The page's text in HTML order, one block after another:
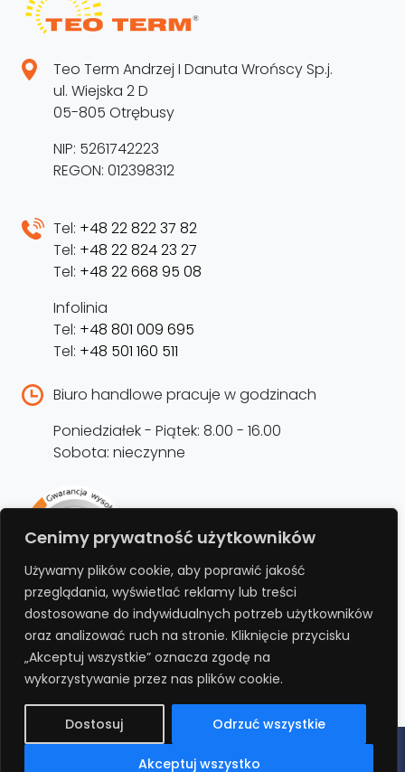
Cenimy prywatność użytkowników
Używamy plików cookie, aby poprawić jakość
przeglądania, wyświetlać reklamy lub treści
dostosowane do indywidualnych potrzeb użytkowników
oraz analizować ruch na stronie. Kliknięcie przycisku
„Akceptuj wszystkie” oznacza zgodę na
wykorzystywanie przez nas plików cookie.
Dostosuj Odrzuć wszystkie
Akceptuj wszystko
Teo Term Andrzej I Danuta Wrońscy Sp.j.
ul. Wiejska 2 D
05-805 Otrębusy
NIP: 5261742223
REGON: 012398312
Tel: +48 22 822 37 82
Tel: +48 22 824 23 27
Tel: +48 22 668 95 08
Infolinia
Tel: +48 801 009 695
Tel: +48 501 160 511
Biuro handlowe pracuje w godzinach
Poniedziałek - Piątek: 8.00 - 16.00
Sobota: nieczynne
przedłużenie gwarancji
Bezpłatnie przedłuż gwarancję o kolejne 12
miesięcy rejestrując produkt na stronie.
REJESTRUJ
Polityka prywatności Regulamin RODO